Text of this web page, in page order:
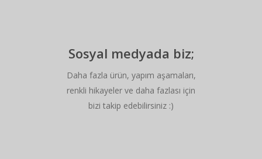
Sosyal medyada biz;
Daha fazla ürün, yapım aşamaları,
renkli hikayeler ve daha fazlası için
bizi takip edebilirsiniz :)